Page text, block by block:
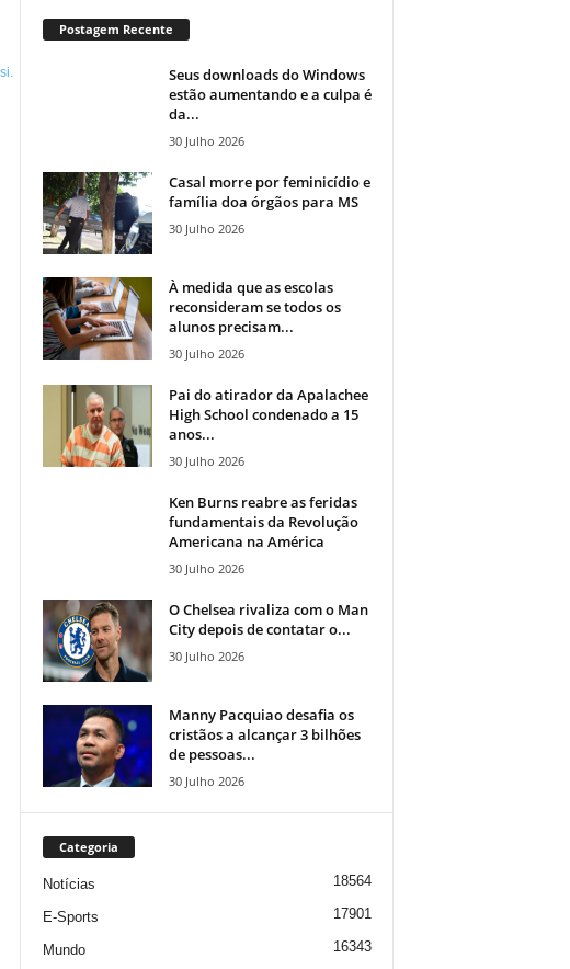
Postagem Recente
Seus downloads do Windows
estão aumentando e a culpa é
da...
30 Julho 2026
Casal morre por feminicídio e
família doa órgãos para MS
30 Julho 2026
À medida que as escolas
reconsideram se todos os
alunos precisam...
30 Julho 2026
Pai do atirador da Apalachee
High School condenado a 15
anos...
30 Julho 2026
Ken Burns reabre as feridas
fundamentais da Revolução
Americana na América
30 Julho 2026
O Chelsea rivaliza com o Man
City depois de contatar o...
30 Julho 2026
Manny Pacquiao desafia os
cristãos a alcançar 3 bilhões
de pessoas...
30 Julho 2026
Categoria
Notícias 18564
E-Sports 17901
Mundo 16343